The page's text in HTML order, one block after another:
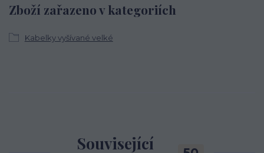
Zboží zařazeno v kategoriích
Kabelky vyšívané velké
Související